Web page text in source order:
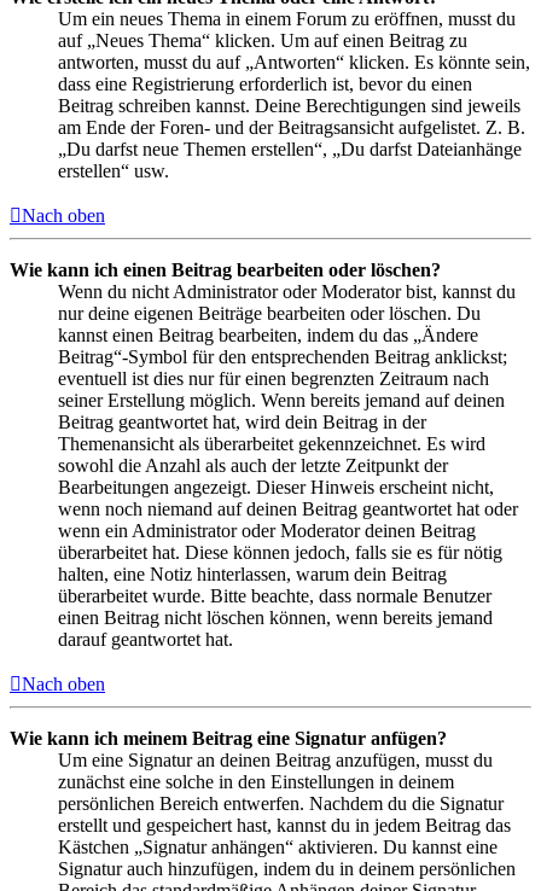
Um ein neues Thema in einem Forum zu eröffnen, musst du
auf „Neues Thema“ klicken. Um auf einen Beitrag zu
antworten, musst du auf „Antworten“ klicken. Es könnte sein,
dass eine Registrierung erforderlich ist, bevor du einen
Beitrag schreiben kannst. Deine Berechtigungen sind jeweils
am Ende der Foren- und der Beitragsansicht aufgelistet. Z. B.
„Du darfst neue Themen erstellen“, „Du darfst Dateianhänge
erstellen“ usw.
Nach oben
Wie kann ich einen Beitrag bearbeiten oder löschen?
Wenn du nicht Administrator oder Moderator bist, kannst du
nur deine eigenen Beiträge bearbeiten oder löschen. Du
kannst einen Beitrag bearbeiten, indem du das „Ändere
Beitrag“-Symbol für den entsprechenden Beitrag anklickst;
eventuell ist dies nur für einen begrenzten Zeitraum nach
seiner Erstellung möglich. Wenn bereits jemand auf deinen
Beitrag geantwortet hat, wird dein Beitrag in der
Themenansicht als überarbeitet gekennzeichnet. Es wird
sowohl die Anzahl als auch der letzte Zeitpunkt der
Bearbeitungen angezeigt. Dieser Hinweis erscheint nicht,
wenn noch niemand auf deinen Beitrag geantwortet hat oder
wenn ein Administrator oder Moderator deinen Beitrag
überarbeitet hat. Diese können jedoch, falls sie es für nötig
halten, eine Notiz hinterlassen, warum dein Beitrag
überarbeitet wurde. Bitte beachte, dass normale Benutzer
einen Beitrag nicht löschen können, wenn bereits jemand
darauf geantwortet hat.
Nach oben
Wie kann ich meinem Beitrag eine Signatur anfügen?
Um eine Signatur an deinen Beitrag anzufügen, musst du
zunächst eine solche in den Einstellungen in deinem
persönlichen Bereich entwerfen. Nachdem du die Signatur
erstellt und gespeichert hast, kannst du in jedem Beitrag das
Kästchen „Signatur anhängen“ aktivieren. Du kannst eine
Signatur auch hinzufügen, indem du in deinem persönlichen